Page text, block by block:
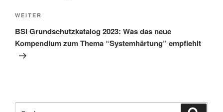
Nächster
Beitrag
WEITER
BSI Grundschutzkatalog 2023: Was das neue
Kompendium zum Thema “Systemhärtung” empfiehlt